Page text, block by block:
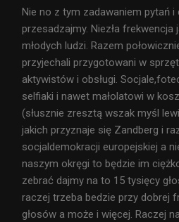
Nie no z tym zadawaniem pytań i
przesadzajmy. Niezła
młodych ludzi. Razem
przyjechali przygotowani w
aktywistów i obsługi.
selfiaki i nawet małolatowi w
(słusznie zresztą wszak myśl
jakich przyznaje się Zandberg i
socjaldemokracji europejskiej a
naszym okręgi to będzie im
zebrać dajmy na to 15 tysięcy
raczej trzeba bedzie przy dobrej
głosów a może i więcej. Raczej